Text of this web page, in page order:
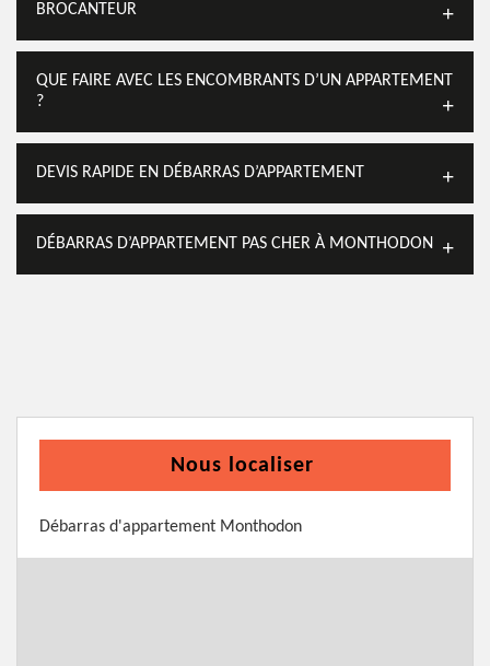
BROCANTEUR
QUE FAIRE AVEC LES ENCOMBRANTS D’UN APPARTEMENT
?
DEVIS RAPIDE EN DÉBARRAS D’APPARTEMENT
DÉBARRAS D’APPARTEMENT PAS CHER À MONTHODON
Nous localiser
Débarras d'appartement Monthodon